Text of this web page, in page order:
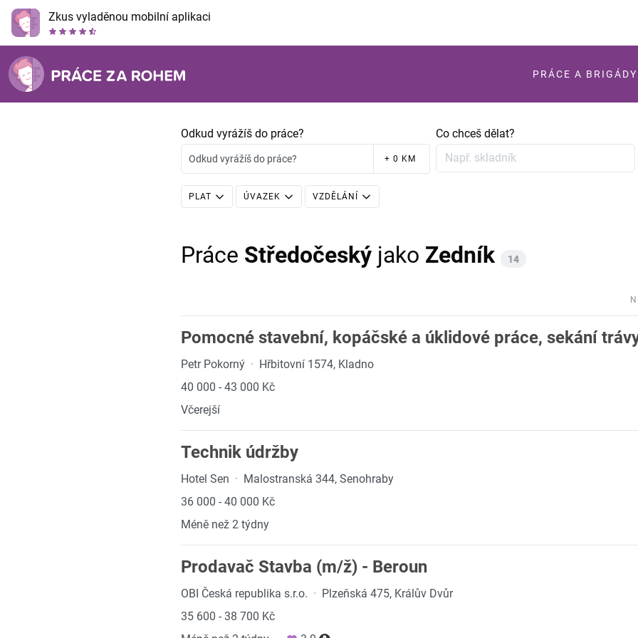
Zkus vyladěnou mobilní aplikaci
PRÁCE A BRIGÁDY
Odkud vyrážíš do práce?
Odkud vyrážíš do práce? + 0 KM
Co chceš dělat?
PLAT ÚVAZEK VZDĚLÁNÍ
Práce Středočeský jako Zedník 14
Pomocné stavební, kopáčské a úklidové práce, sekání
Petr Pokorný · Hřbitovní 1574, Kladno
40 000 - 43 000 Kč
Včerejší
Technik údržby
Hotel Sen · Malostranská 344, Senohraby
36 000 - 40 000 Kč
Méně než 2 týdny
Prodavač Stavba (m/ž) - Beroun
OBI Česká republika s.r.o. · Plzeňská 475, Králův Dvůr
35 600 - 38 700 Kč